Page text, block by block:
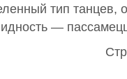
тип танцев,
—